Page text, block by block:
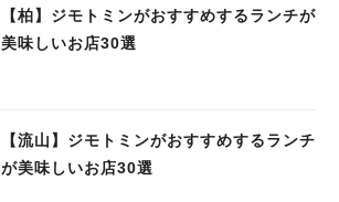
【柏】ジモトミンがおすすめするランチが
美味しいお店30選
【流山】ジモトミンがおすすめするランチ
が美味しいお店30選